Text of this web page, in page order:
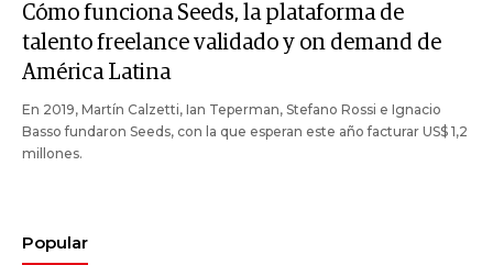
Cómo funciona Seeds, la plataforma de
talento freelance validado y on demand de
América Latina
En 2019, Martín Calzetti, Ian Teperman, Stefano Rossi e Ignacio
Basso fundaron Seeds, con la que esperan este año facturar US$ 1,2
millones.
Popular